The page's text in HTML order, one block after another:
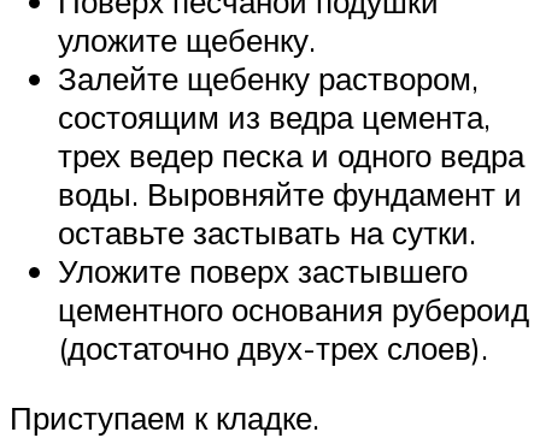
уложите щебенку.
Залейте щебенку раствором,
состоящим из ведра цемента,
трех ведер песка и одного ведра
воды. Выровняйте фундамент и
оставьте застывать на сутки.
Уложите поверх застывшего
цементного основания рубероид
(достаточно двух-трех слоев).
Приступаем к кладке.